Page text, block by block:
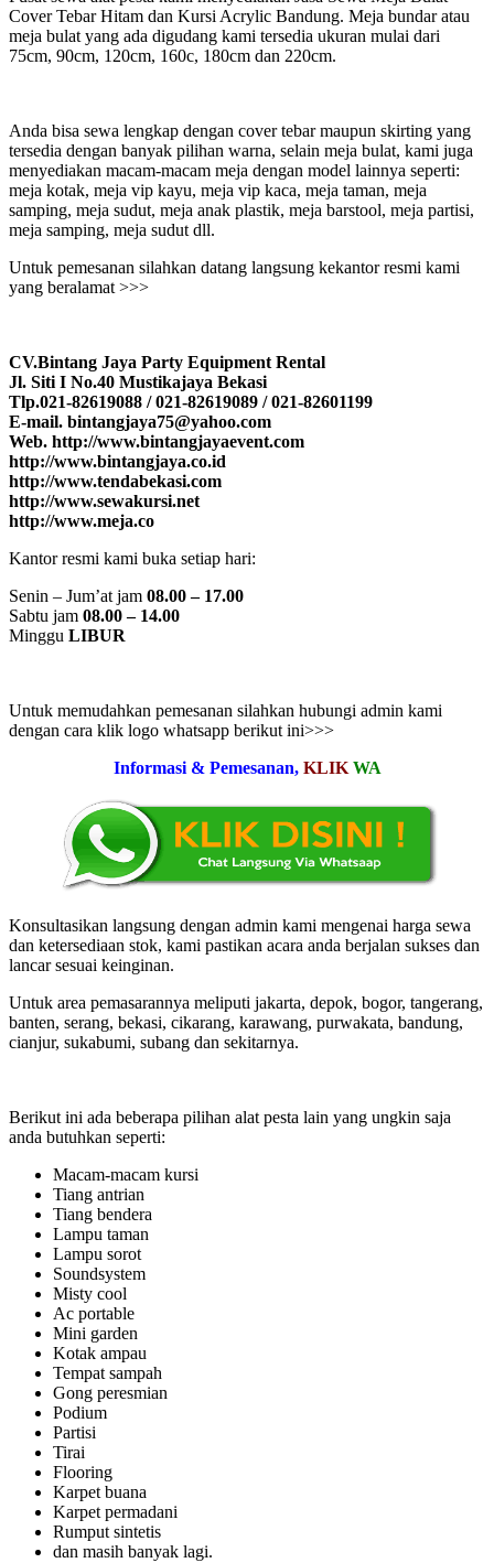
Cover Tebar Hitam dan Kursi Acrylic Bandung. Meja bundar atau
meja bulat yang ada digudang kami tersedia ukuran mulai dari
75cm, 90cm, 120cm, 160c, 180cm dan 220cm.
Anda bisa sewa lengkap dengan cover tebar maupun skirting yang
tersedia dengan banyak pilihan warna, selain meja bulat, kami juga
menyediakan macam-macam meja dengan model lainnya seperti:
meja kotak, meja vip kayu, meja vip kaca, meja taman, meja
samping, meja sudut, meja anak plastik, meja barstool, meja partisi,
meja samping, meja sudut dll.
Untuk pemesanan silahkan datang langsung kekantor resmi kami
yang beralamat >>>
CV.Bintang Jaya Party Equipment Rental
Jl. Siti I No.40 Mustikajaya Bekasi
Tlp.021-82619088 / 021-82619089 / 021-82601199
E-mail. bintangjaya75@yahoo.com
Web. http://www.bintangjayaevent.com
http://www.bintangjaya.co.id
http://www.tendabekasi.com
http://www.sewakursi.net
http://www.meja.co
Kantor resmi kami buka setiap hari:
Senin – Jum’at jam 08.00 – 17.00
Sabtu jam 08.00 – 14.00
Minggu LIBUR
Untuk memudahkan pemesanan silahkan hubungi admin kami
dengan cara klik logo whatsapp berikut ini>>>
Informasi & Pemesanan, KLIK WA
Konsultasikan langsung dengan admin kami mengenai harga sewa
dan ketersediaan stok, kami pastikan acara anda berjalan sukses dan
lancar sesuai keinginan.
Untuk area pemasarannya meliputi jakarta, depok, bogor, tangerang,
banten, serang, bekasi, cikarang, karawang, purwakata, bandung,
cianjur, sukabumi, subang dan sekitarnya.
Berikut ini ada beberapa pilihan alat pesta lain yang ungkin saja
anda butuhkan seperti:
Macam-macam kursi
Tiang antrian
Tiang bendera
Lampu taman
Lampu sorot
Soundsystem
Misty cool
Ac portable
Mini garden
Kotak ampau
Tempat sampah
Gong peresmian
Podium
Partisi
Tirai
Flooring
Karpet buana
Karpet permadani
Rumput sintetis
dan masih banyak lagi.